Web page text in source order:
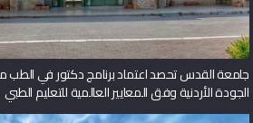
جامعة القدس تحصد اعتماد برنامج دكتور في الطب
الجودة الأردنية وفق المعايير العالمية للتعليم الطبي